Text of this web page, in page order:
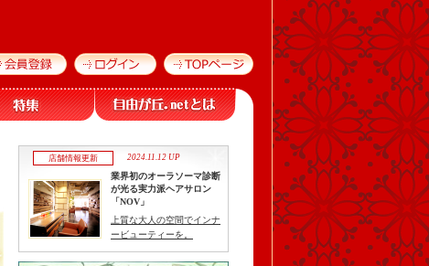
店舗情報更新 2024.11.12 UP
業界初のオーラソーマ診断
が光る実力派ヘアサロン
「NOV」
上質な大人の空間でインナ
ービューティーを。